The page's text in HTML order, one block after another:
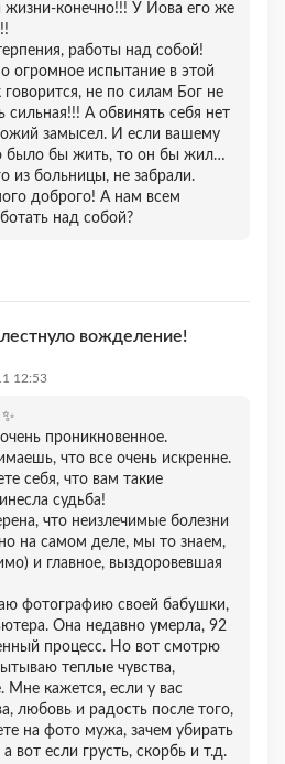
жизни-конечно!!! У Иова его же
работы над собой!
огромное испытание в этой
не по силам Бог не
сильная!!! А обвинять себя нет
замысел. И если вашему
было бы жить, то он бы жил…
из больницы, не забрали.
доброго! А нам всем
над собой?
вожделение!
12:53
проникновенное.
что все очень искренне.
себя, что вам такие
судьба!
что неизлечимые болезни
на самом деле, мы то знаем,
и главное, выздоровевшая
фотографию своей бабушки,
Она недавно умерла, 92
процесс. Но вот смотрю
теплые чувства,
Мне кажется, если у вас
любовь и радость после того,
на фото мужа, зачем убирать
вот если грусть, скорбь и т.д.